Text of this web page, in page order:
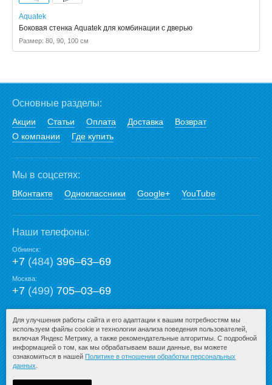
Aquatek
Боковая стенка Aquatek для комбинации с дверью
Размер: 80, 90, 100 см
Основные разделы:
Акции Статьи Оплата Доставка
Возврат
О компании
Где купить
Мы в соцсетях:
ВКонтакте Одноклассники Google+ YouTube
Наши телефоны:
Обнинск:
+7(484)396‒63‒69
Москва:
+7(499)705‒03‒69
E-mail:
mail@san-premium.ru
Для улучшения работы сайта и его адаптации к вашим потребностям мы
используем файлы cookie и технологии анализа поведения пользователей,
включая Яндекс Метрику, а также рекомендательные алгоритмы. С подробной
информацией о том, как мы обрабатываем ваши данные, вы можете
ознакомиться в нашей Политике в отношении обработки персональных
данных